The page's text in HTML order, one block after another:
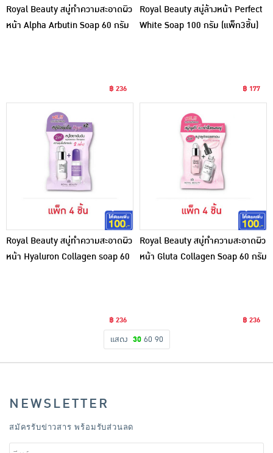
Royal Beauty สบู่ทำความสะอาดผิว
หน้า Alpha Arbutin Soap 60 กรัม
฿ 236
Royal Beauty สบู่ล้างหน้า Perfect
White Soap 100 กรัม (แพ็ก3ชิ้น)
฿ 177
Royal Beauty สบู่ทำความสะอาดผิว
หน้า Hyaluron Collagen soap 60
฿ 236
Royal Beauty สบู่ทำความสะอาดผิว
หน้า Gluta Collagen Soap 60 กรัม
฿ 236
แสดง 30 60 90
NEWSLETTER
สมัครรับข่าวสาร พร้อมรับส่วนลด